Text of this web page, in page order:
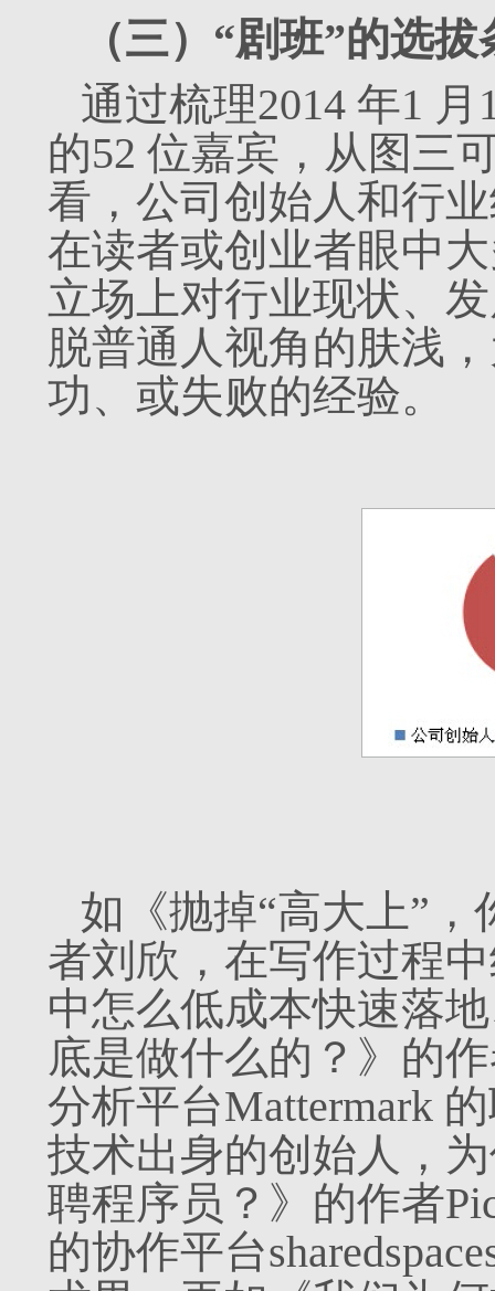
（三）“剧班”的选拔
通过梳理2014 年1
的52 位嘉宾，从图三
看，公司创始人和行
在读者或创业者眼中
立场上对行业现状、
脱普通人视角的肤浅
功、或失败的经验。
如《抛掉“高大上”
者刘欣，在写作过程
中怎么低成本快速落
底是做什么的？》的
分析平台Mattermark
技术出身的创始人，
聘程序员？》的作者
的协作平台